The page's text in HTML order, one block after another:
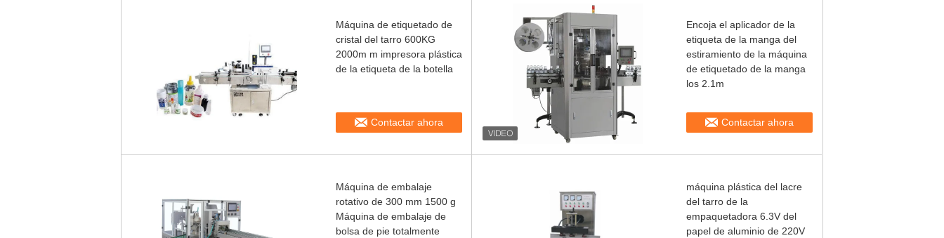
Máquina de etiquetado de
cristal del tarro 600KG
2000m m impresora plástica
de la etiqueta de la botella
Contactar ahora
Encoja el aplicador de la
etiqueta de la manga del
estiramiento de la máquina
de etiquetado de la manga
los 2.1m
Contactar ahora
Máquina de embalaje
rotativo de 300 mm 1500 g
Máquina de embalaje de
bolsa de pie totalmente
máquina plástica del lacre
del tarro de la
empaquetadora 6.3V del
papel de aluminio de 220V